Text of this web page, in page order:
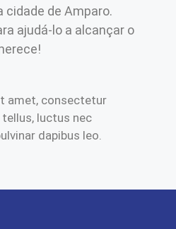
cidade de Amparo.
ajudá-lo a alcançar o
amet, consectetur
luctus nec
dapibus leo.